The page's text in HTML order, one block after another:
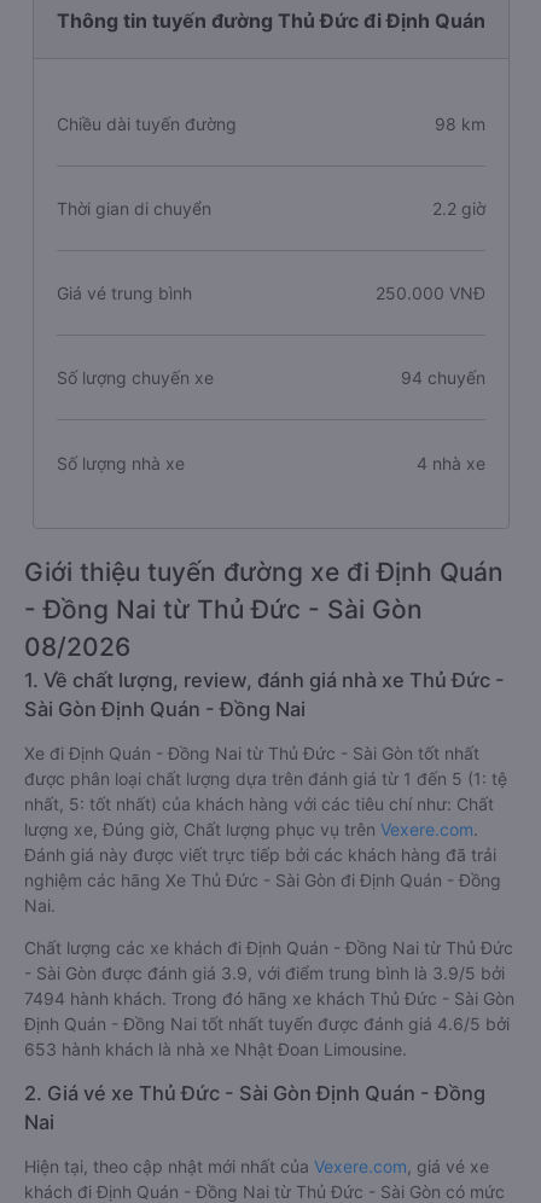
Thông tin tuyến đường Thủ Đức đi Định Quán
Chiều dài tuyến đường 98 km
Thời gian di chuyển 2.2 giờ
Giá vé trung bình 250.000 VNĐ
Số lượng chuyến xe 94 chuyến
Số lượng nhà xe 4 nhà xe
Giới thiệu tuyến đường xe đi Định Quán
- Đồng Nai từ Thủ Đức - Sài Gòn
08/2026
1. Về chất lượng, review, đánh giá nhà xe Thủ Đức -
Sài Gòn Định Quán - Đồng Nai
Xe đi Định Quán - Đồng Nai từ Thủ Đức - Sài Gòn tốt nhất
được phân loại chất lượng dựa trên đánh giá từ 1 đến 5 (1: tệ
nhất, 5: tốt nhất) của khách hàng với các tiêu chí như: Chất
lượng xe, Đúng giờ, Chất lượng phục vụ trên Vexere.com.
Đánh giá này được viết trực tiếp bởi các khách hàng đã trải
nghiệm các hãng Xe Thủ Đức - Sài Gòn đi Định Quán - Đồng
Nai.
Chất lượng các xe khách đi Định Quán - Đồng Nai từ Thủ Đức
- Sài Gòn được đánh giá 3.9, với điểm trung bình là 3.9/5 bởi
7494 hành khách. Trong đó hãng xe khách Thủ Đức - Sài Gòn
Định Quán - Đồng Nai tốt nhất tuyến được đánh giá 4.6/5 bởi
653 hành khách là nhà xe Nhật Đoan Limousine.
2. Giá vé xe Thủ Đức - Sài Gòn Định Quán - Đồng
Nai
Hiện tại, theo cập nhật mới nhất của Vexere.com , giá vé xe
khách đi Định Quán - Đồng Nai từ Thủ Đức - Sài Gòn có mức